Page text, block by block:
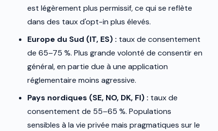
est légèrement plus permissif, ce qui se reflète
dans des taux d'opt-in plus élevés.
Europe du Sud (IT, ES) : taux de consentement
de 65–75 %. Plus grande volonté de consentir en
général, en partie due à une application
réglementaire moins agressive.
Pays nordiques (SE, NO, DK, FI) : taux de
consentement de 55–65 %. Populations
sensibles à la vie privée mais pragmatiques sur le